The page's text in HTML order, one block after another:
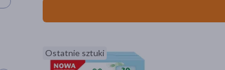
Ostatnie sztuki